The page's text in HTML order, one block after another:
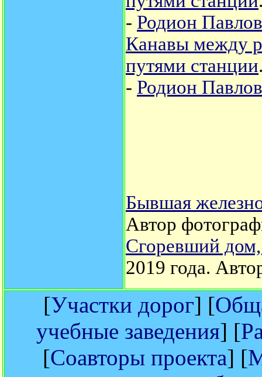
- Родион Павлов
Канавы между
путями станции
- Родион Павлов
Бывшая
Автор
Сгоревший дом,
2019 года.
[Участки дорог] [
учебные заведения] [
[Соавторы проекта] [